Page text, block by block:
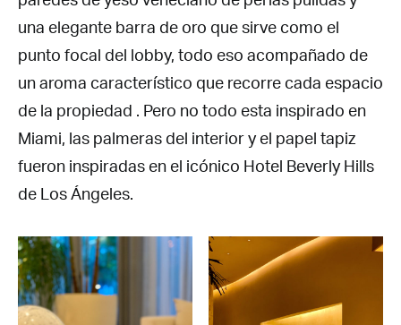
una elegante barra de oro que sirve como el
punto focal del lobby, todo eso acompañado de
un aroma característico que recorre cada espacio
de la propiedad . Pero no todo esta inspirado en
Miami, las palmeras del interior y el papel tapiz
fueron inspiradas en el icónico Hotel Beverly Hills
de Los Ángeles.